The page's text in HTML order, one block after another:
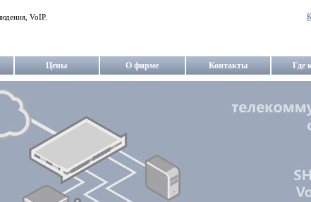
VoIP.
Цены О фирме Контакты Где